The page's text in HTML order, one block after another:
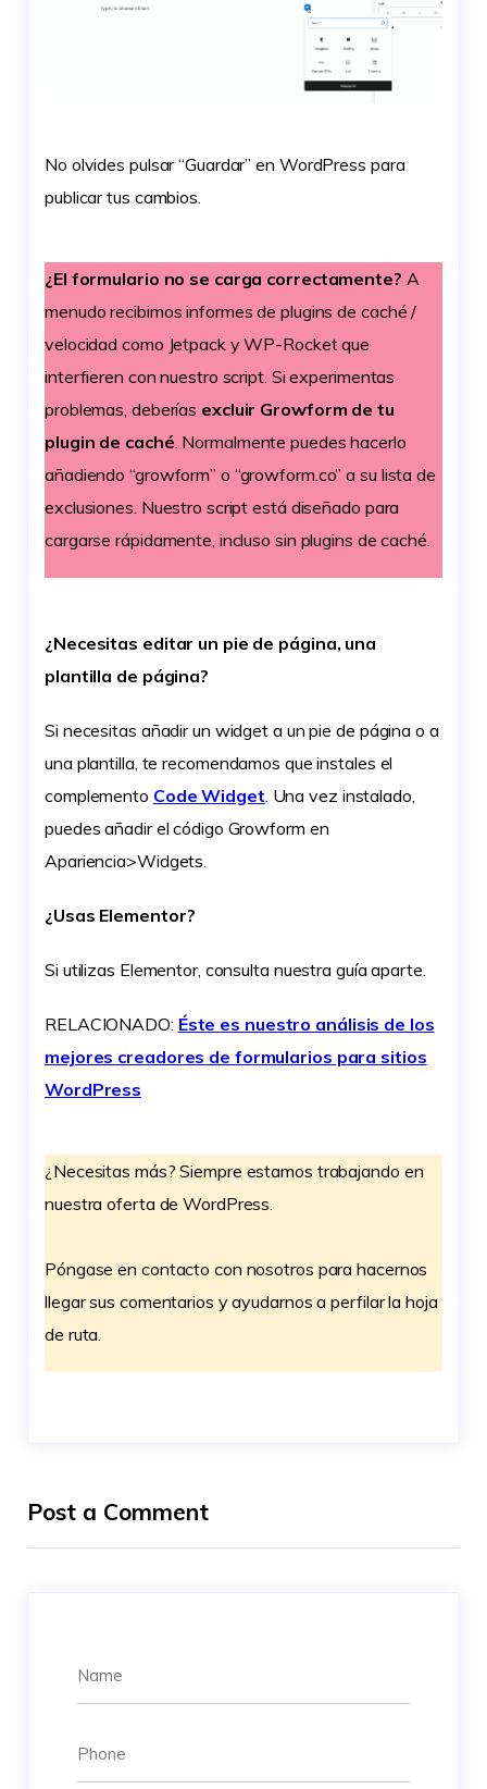
No olvides pulsar “Guardar” en WordPress para
publicar tus cambios.
¿El formulario no se carga correctamente? A
menudo recibimos informes de plugins de caché /
velocidad como Jetpack y WP-Rocket que
interfieren con nuestro script. Si experimentas
problemas, deberías excluir Growform de tu
plugin de caché. Normalmente puedes hacerlo
añadiendo “growform” o “growform.co” a su lista de
exclusiones. Nuestro script está diseñado para
cargarse rápidamente, incluso sin plugins de caché.
¿Necesitas editar un pie de página, una
plantilla de página?
Si necesitas añadir un widget a un pie de página o a
una plantilla, te recomendamos que instales el
complemento Code Widget. Una vez instalado,
puedes añadir el código Growform en
Apariencia>Widgets.
¿Usas Elementor?
Si utilizas Elementor, consulta nuestra guía aparte.
RELACIONADO: Éste es nuestro análisis de los
mejores creadores de formularios para sitios
WordPress
¿Necesitas más? Siempre estamos trabajando en
nuestra oferta de WordPress.
Póngase en contacto con nosotros para hacernos
llegar sus comentarios y ayudarnos a perfilar la hoja
de ruta.
Post a Comment